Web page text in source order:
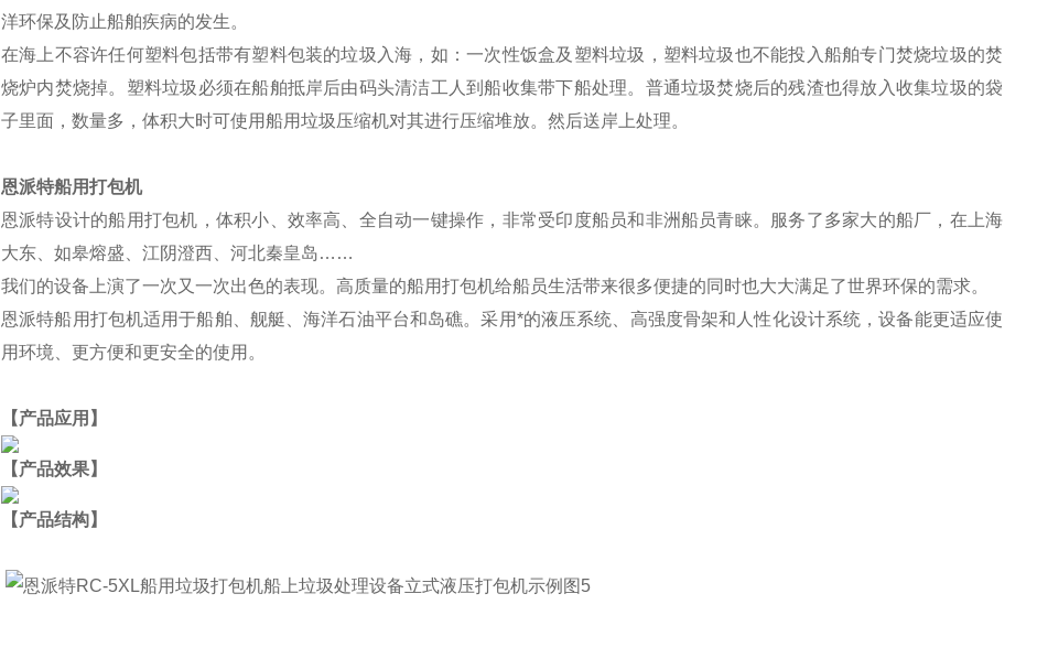
洋环保及防止船舶疾病的发生。
在海上不容许任何塑料包括带有塑料包装的垃圾入海，如：一次性饭盒及塑料垃圾，塑料垃圾也不能投入船舶专门焚烧垃圾的焚
烧炉内焚烧掉。塑料垃圾必须在船舶抵岸后由码头清洁工人到船收集带下船处理。普通垃圾焚烧后的残渣也得放入收集垃圾的袋
子里面，数量多，体积大时可使用船用垃圾压缩机对其进行压缩堆放。然后送岸上处理。
恩派特船用打包机
恩派特设计的船用打包机，体积小、效率高、全自动一键操作，非常受印度船员和非洲船员青睐。服务了多家大的船厂，在上海
大东、如皋熔盛、江阴澄西、河北秦皇岛……
我们的设备上演了一次又一次出色的表现。高质量的船用打包机给船员生活带来很多便捷的同时也大大满足了世界环保的需求。
恩派特船用打包机适用于船舶、舰艇、海洋石油平台和岛礁。采用*的液压系统、高强度骨架和人性化设计系统，设备能更适应使
用环境、更方便和更安全的使用。
【产品应用】
【产品效果】
【产品结构】